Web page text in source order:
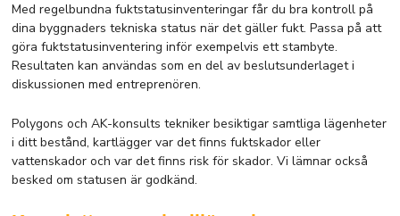
Med regelbundna fuktstatusinventeringar får du bra kontroll på
dina byggnaders tekniska status när det gäller fukt. Passa på att
göra fuktstatusinventering inför exempelvis ett stambyte.
Resultaten kan användas som en del av beslutsunderlaget i
diskussionen med entreprenören.
Polygons och AK-konsults tekniker besiktigar samtliga lägenheter
i ditt bestånd, kartlägger var det finns fuktskador eller
vattenskador och var det finns risk för skador. Vi lämnar också
besked om statusen är godkänd.